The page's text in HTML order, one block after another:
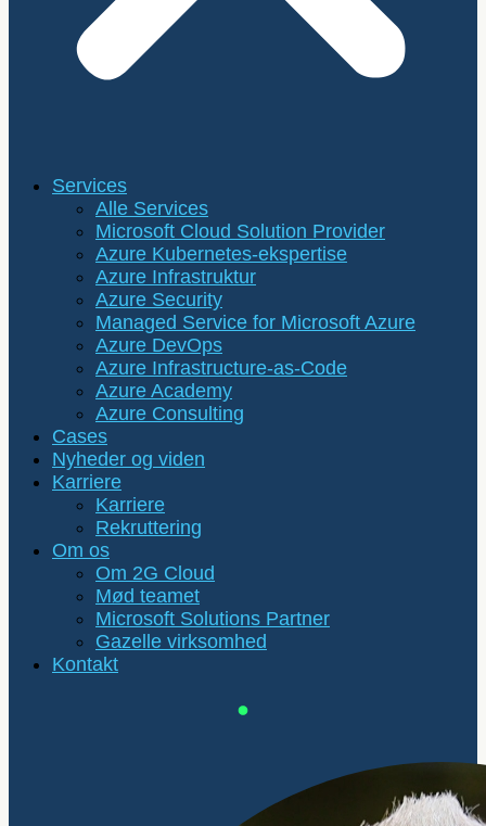
Services
Alle Services
Microsoft Cloud Solution Provider
Azure Kubernetes-ekspertise
Azure Infrastruktur
Azure Security
Managed Service for Microsoft Azure
Azure DevOps
Azure Infrastructure-as-Code
Azure Academy
Azure Consulting
Cases
Nyheder og viden
Karriere
Karriere
Rekruttering
Om os
Om 2G Cloud
Mød teamet
Microsoft Solutions Partner
Gazelle virksomhed
Kontakt